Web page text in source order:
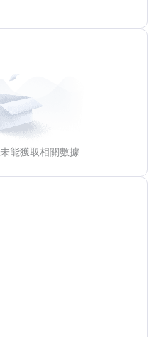
能獲取相關數據